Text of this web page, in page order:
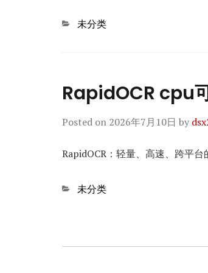
Categories
未分类
RapidOCR cpu
Posted on 2026年7月10日 by
RapidOCR：轻量、高速、跨平
Categories
未分类